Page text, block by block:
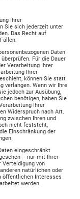
Ihrer
Sie sich jederzeit unter
Das Recht auf
Daten
Für die Dauer
Verarbeitung Ihrer
Ihrer
können Sie statt
verlangen. Wenn wir Ihre
jedoch zur Ausübung,
benötigen, haben Sie
Ihrer
Widerspruch nach Art.
zwischen Ihren und
nicht feststeht,
Einschränkung der
eingeschränkt
– nur mit Ihrer
Verteidigung von
natürlichen oder
öffentlichen Interesses
werden.